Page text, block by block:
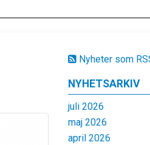
Nyheter som
NYHETSARKIV
juli 2026
maj 2026
april 2026